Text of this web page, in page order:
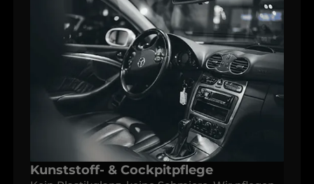
Kunststoff- & Cockpitpflege